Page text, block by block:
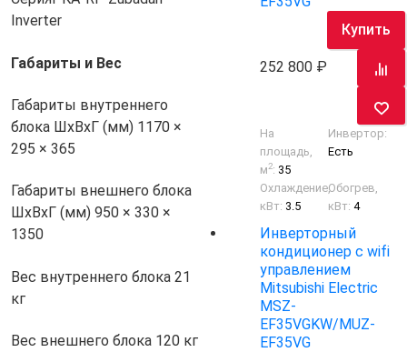
Inverter
Габариты и Вес
Габариты внутреннего
блока ШхВхГ (мм) 1170 ×
295 × 365
Габариты внешнего блока
ШхВхГ (мм) 950 × 330 ×
1350
Вес внутреннего блока 21
кг
Вес внешнего блока 120 кг
252 800
Купить
На
площадь,
м2: 35
Инвертор:
Есть
Охлаждение,
кВт: 3.5
Обогрев,
кВт:4
Инверторный
кондиционер с wifi
управлением
Mitsubishi Electric
MSZ-
EF35VGKW/MUZ-
EF35VG